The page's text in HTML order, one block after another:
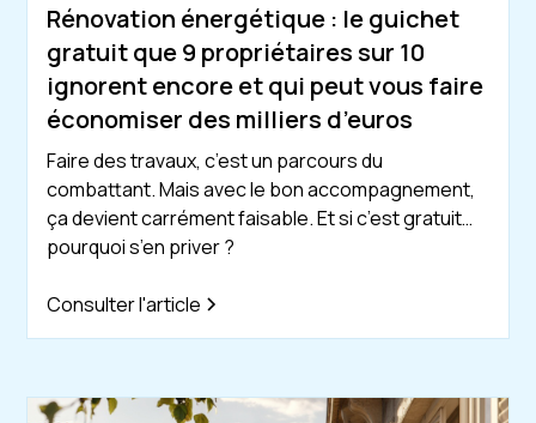
Rénovation énergétique : le guichet
gratuit que 9 propriétaires sur 10
ignorent encore et qui peut vous faire
économiser des milliers d’euros
Faire des travaux, c’est un parcours du
combattant. Mais avec le bon accompagnement,
ça devient carrément faisable. Et si c’est gratuit…
pourquoi s’en priver ?
Consulter l'article